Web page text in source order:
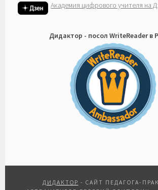
Академия цифрового учителя на
Дидактор - посол WriteReader в
ДИДАКТОР - САЙТ ПЕДАГОГА-